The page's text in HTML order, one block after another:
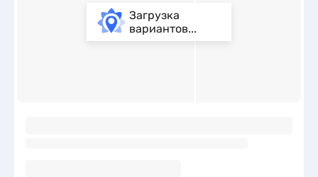
Загрузка
вариантов...